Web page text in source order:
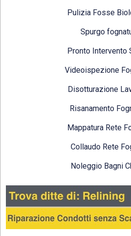
Pulizia Fosse
Spurgo
Pronto Intervento
Videoispezione
Disotturazione
Risanamento
Mappatura Rete
Collaudo Rete
Noleggio Bagni